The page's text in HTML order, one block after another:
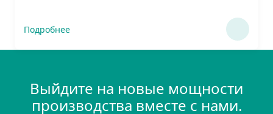
Подробнее
Выйдите на новые мощности
производства вместе с нами.